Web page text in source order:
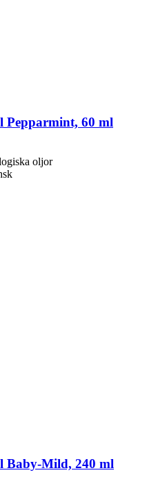
Pepparmint, 60 ml
oljor
Baby-​Mild, 240 ml